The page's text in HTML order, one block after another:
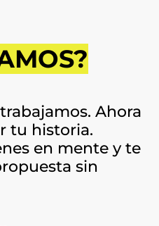
Ahora
tu historia.
en mente y te
sin